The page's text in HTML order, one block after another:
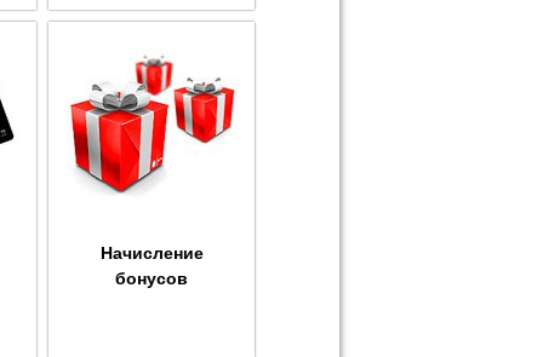
Начисление
бонусов